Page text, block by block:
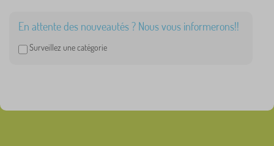
En attente des nouveautés ? Nous vous informerons!!
Surveillez une catégorie